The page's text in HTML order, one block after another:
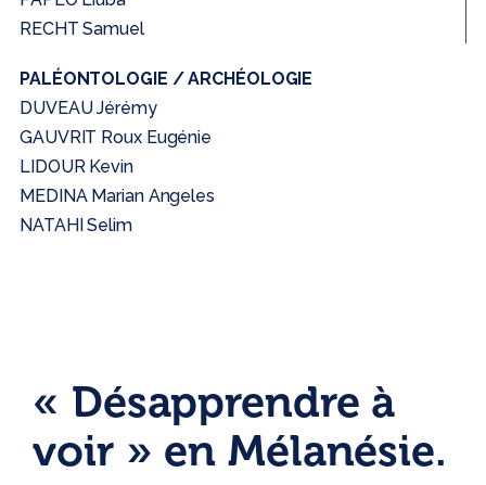
RECHT Samuel
PALÉONTOLOGIE / ARCHÉOLOGIE
DUVEAU Jérémy
GAUVRIT Roux Eugénie
LIDOUR Kevin
MEDINA Marian Angeles
NATAHI Selim
« Désapprendre à
voir » en Mélanésie.